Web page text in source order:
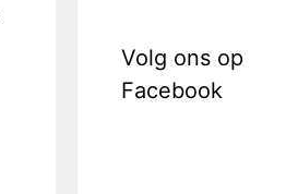
Volg ons op
Facebook